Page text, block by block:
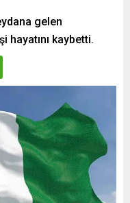
gelen
hayatını kaybetti.